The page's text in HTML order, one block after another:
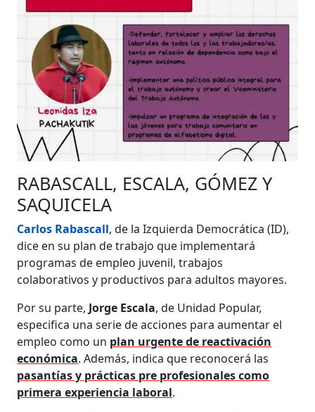
RABASCALL, ESCALA, GÓMEZ Y
SAQUICELA
Carlos Rabascall, de la Izquierda Democrática (ID),
dice en su plan de trabajo que implementará
programas de empleo juvenil, trabajos
colaborativos y productivos para adultos mayores.
Por su parte, Jorge Escala, de Unidad Popular,
especifica una serie de acciones para aumentar el
empleo como un plan urgente de reactivación
económica. Además, indica que reconocerá las
pasantías y prácticas pre profesionales como
primera experiencia laboral.